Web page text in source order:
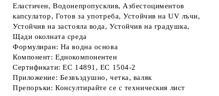
Еластичен, Водонепропусклив, Азбестоциментов
капсулатор, Готов за употреба, Устойчив на UV лъчи,
Устойчив на застояла вода, Устойчив на градушка,
Щади околната среда
Формулиран: На водна основа
Компонент: Еднокомпонентен
Сертификати: EC 14891, EC 1504-2
Приложение: Безвъздушно, четка, валяк
Препоръки: Консултирайте се с техническия лист